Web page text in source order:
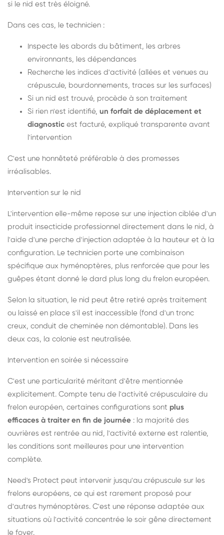
si le nid est très éloigné.
Dans ces cas, le technicien :
Inspecte les abords du bâtiment, les arbres
environnants, les dépendances
Recherche les indices d'activité (allées et venues au
crépuscule, bourdonnements, traces sur les surfaces)
Si un nid est trouvé, procède à son traitement
Si rien n'est identifié, un forfait de déplacement et
diagnostic est facturé, expliqué transparente avant
l'intervention
C'est une honnêteté préférable à des promesses
irréalisables.
Intervention sur le nid
L'intervention elle-même repose sur une injection ciblée d'un
produit insecticide professionnel directement dans le nid, à
l'aide d'une perche d'injection adaptée à la hauteur et à la
configuration. Le technicien porte une combinaison
spécifique aux hyménoptères, plus renforcée que pour les
guêpes étant donné le dard plus long du frelon européen.
Selon la situation, le nid peut être retiré après traitement
ou laissé en place s'il est inaccessible (fond d'un tronc
creux, conduit de cheminée non démontable). Dans les
deux cas, la colonie est neutralisée.
Intervention en soirée si nécessaire
C'est une particularité méritant d'être mentionnée
explicitement. Compte tenu de l'activité crépusculaire du
frelon européen, certaines configurations sont plus
efficaces à traiter en fin de journée : la majorité des
ouvrières est rentrée au nid, l'activité externe est ralentie,
les conditions sont meilleures pour une intervention
complète.
Need's Protect peut intervenir jusqu'au crépuscule sur les
frelons européens, ce qui est rarement proposé pour
d'autres hyménoptères. C'est une réponse adaptée aux
situations où l'activité concentrée le soir gêne directement
le foyer.